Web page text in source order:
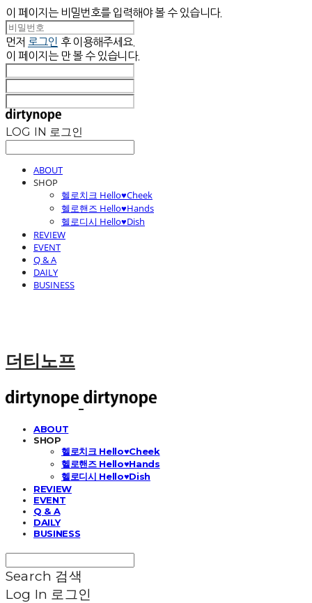
이 페이지는 비밀번호를 입력해야 볼 수 있습니다.
먼저 로그인 후 이용해주세요.
이 페이지는 만 볼 수 있습니다.
LOG IN 로그인
ABOUT
SHOP
헬로치크 Hello♥Cheek
헬로핸즈 Hello♥Hands
헬로디시 Hello♥Dish
REVIEW
EVENT
Q & A
DAILY
BUSINESS
더티노프
ABOUT
SHOP
헬로치크 Hello♥Cheek
헬로핸즈 Hello♥Hands
헬로디시 Hello♥Dish
REVIEW
EVENT
Q & A
DAILY
BUSINESS
Search 검색
Log In 로그인